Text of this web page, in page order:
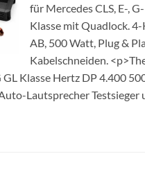
für Mercedes CLS, E-,
Klasse mit Quadlock.
AB, 500 Watt, Plug &
Kabelschneiden.
GL Klasse Hertz DP 4.400
Lautsprecher Testsieger